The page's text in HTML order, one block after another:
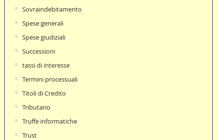
Sovraindebitamento
Spese generali
Spese giudiziali
Successioni
tassi di interesse
Termini processuali
Titoli di Credito
Tributario
Truffe informatiche
Trust